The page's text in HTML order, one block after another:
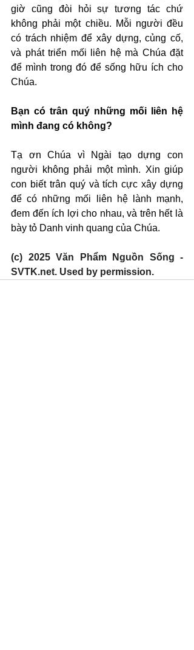
giờ cũng đòi hỏi sự tương tác chứ
không phải một chiều. Mỗi người đều
có trách nhiệm để xây dựng, củng cố,
và phát triển mối liên hệ mà Chúa đặt
để mình trong đó để sống hữu ích cho
Chúa.
Bạn có trân quý những mối liên hệ
mình đang có không?
Tạ ơn Chúa vì Ngài tạo dựng con
người không phải một mình. Xin giúp
con biết trân quý và tích cực xây dựng
để có những mối liên hệ lành mạnh,
đem đến ích lợi cho nhau, và trên hết là
bày tỏ Danh vinh quang của Chúa.
(c) 2025 Văn Phẩm Nguồn Sống -
SVTK.net. Used by permission.